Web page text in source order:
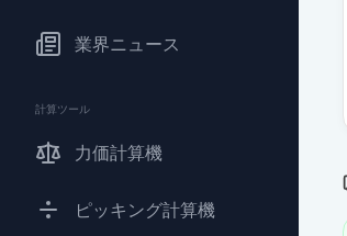
業界ニュース
計算ツール
力価計算機
ピッキング計算機